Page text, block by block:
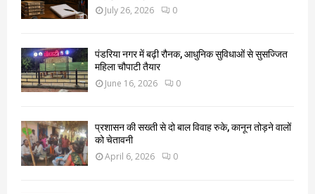
July 26, 2026 0
पंडरिया नगर में बढ़ी रौनक, आधुनिक सुविधाओं से सुसज्जित
महिला चौपाटी तैयार
June 16, 2026 0
प्रशासन की सख्ती से दो बाल विवाह रुके, कानून तोड़ने वालों
को चेतावनी
April 6, 2026 0